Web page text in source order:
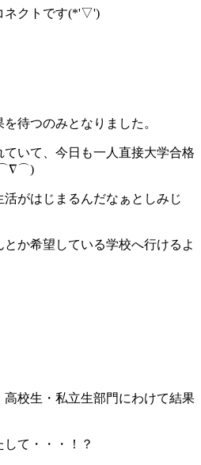
ネクトです(*'▽')
待つのみとなりました。
いて、今日も一人直接大学合格
がはじまるんだなぁとしみじ
か希望している学校へ行けるよ
校生・私立生部門にわけて結果
て・・・！？